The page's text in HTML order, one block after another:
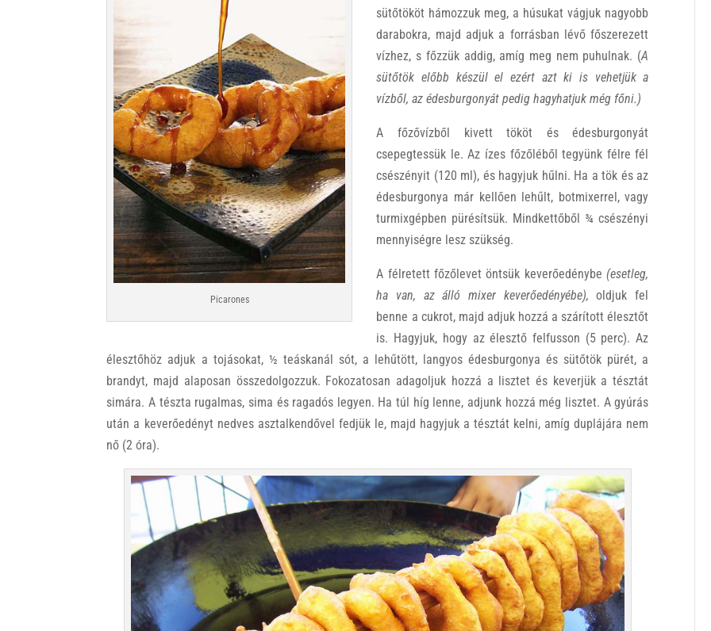
Picarones
sütőtököt hámozzuk meg, a húsukat vágjuk nagyobb
darabokra, majd adjuk a forrásban lévő főszerezett
vízhez, s főzzük addig, amíg meg nem puhulnak. (A
sütőtök előbb készül el ezért azt ki is vehetjük a
vízből, az édesburgonyát pedig hagyhatjuk még főni.)
A főzővízből kivett tököt és édesburgonyát
csepegtessük le. Az ízes főzőléből tegyünk félre fél
csészényit (120 ml), és hagyjuk hűlni. Ha a tök és az
édesburgonya már kellően lehűlt, botmixerrel, vagy
turmixgépben pürésítsük. Mindkettőből ¾ csészényi
mennyiségre lesz szükség.
A félretett főzőlevet öntsük keverőedénybe (esetleg,
ha van, az álló mixer keverőedényébe), oldjuk fel
benne a cukrot, majd adjuk hozzá a szárított élesztőt
is. Hagyjuk, hogy az élesztő felfusson (5 perc). Az
élesztőhöz adjuk a tojásokat, ½ teáskanál sót, a lehűtött, langyos édesburgonya és sütőtök pürét, a
brandyt, majd alaposan összedolgozzuk. Fokozatosan adagoljuk hozzá a lisztet és keverjük a tésztát
simára. A tészta rugalmas, sima és ragadós legyen. Ha túl híg lenne, adjunk hozzá még lisztet. A gyúrás
után a keverőedényt nedves asztalkendővel fedjük le, majd hagyjuk a tésztát kelni, amíg duplájára nem
nő (2 óra).